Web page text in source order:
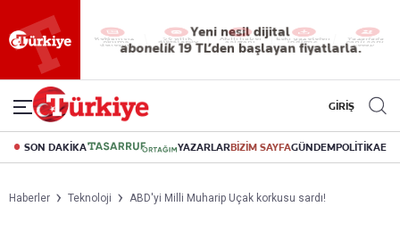
Yeni nesil dijital
abonelik 19 TL’den başlayan fiyatlarla.
GİRİŞ
SON DAKİKA YAZARLARBİZİM SAYFAGÜNDEMPOLİTİKA
Haberler Teknoloji ABD'yi Milli Muharip Uçak korkusu sardı!